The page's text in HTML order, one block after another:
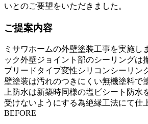
いとのご要望をいただきました。
ご提案内容
ミサワホームの外壁塗装工事を実施し
ック外壁ジョイント部のシーリングは
ブリードタイプ変性シリコンシーリン
壁塗装は汚れのつきにくい無機塗料で
上防水は新築時同様の塩ビシート防水
受けないようにする為絶縁工法にて仕
BEFORE